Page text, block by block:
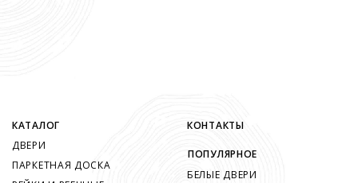
КАТАЛОГ
ДВЕРИ
ПАРКЕТНАЯ ДОСКА
КОНТАКТЫ
ПОПУЛЯРНОЕ
БЕЛЫЕ ДВЕРИ